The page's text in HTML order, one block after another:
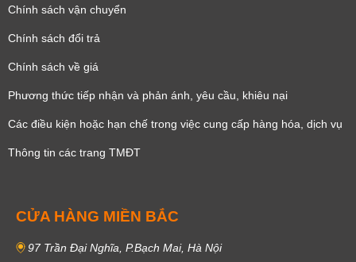
Chính sách vận chuyển
Chính sách đổi trả
Chính sách về giá
Phương thức tiếp nhận và phản ánh, yêu cầu, khiêu nại
Các điều kiện hoặc hạn chế trong việc cung cấp hàng hóa, dịch vụ
Thông tin các trang TMĐT
CỬA HÀNG MIỀN BẮC
97 Trần Đại Nghĩa, P.Bạch Mai, Hà Nội